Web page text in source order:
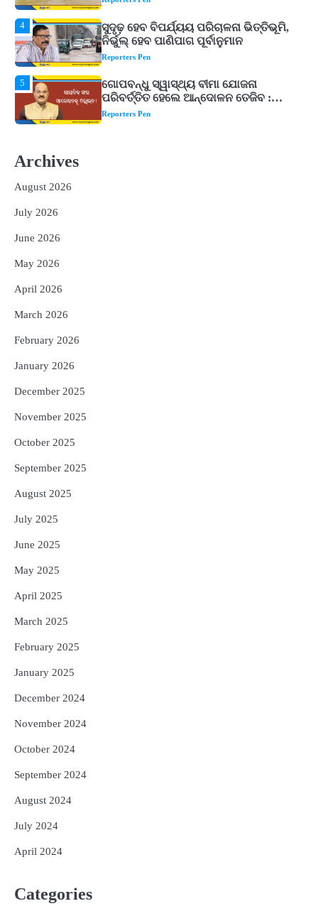
5
ଗୋପବନ୍ଧୁ ସ୍ୱାସ୍ଥ୍ୟ ବୀମା ଯୋଜନା
ପରିବର୍ତ୍ତିତ ହେଲେ ଆନ୍ଦୋଳନ ତେଜିବ :
ଉତ୍କଳ ସାମ୍ବାଦିକ ସଂଘ
Reporters Pen
1
Shiva Mantras Sawan 2026: ଶ୍ରାବଣରେ
ନିୟମିତ ଜପ କରନ୍ତୁ ଭଗବାନ ଶିବଙ୍କ ଏହି
୩ଟି ଶକ୍ତିଶାଳୀ ମନ୍ତ୍ର, ଦୂର ହୋଇପାରେ
ଆର୍ଥିକ ସଙ୍କଟ
Reporters Pen
5
Archives
August 2026
July 2026
June 2026
May 2026
April 2026
March 2026
February 2026
January 2026
December 2025
November 2025
October 2025
September 2025
August 2025
July 2025
June 2025
May 2025
April 2025
March 2025
February 2025
January 2025
December 2024
November 2024
October 2024
September 2024
August 2024
July 2024
April 2024
Categories